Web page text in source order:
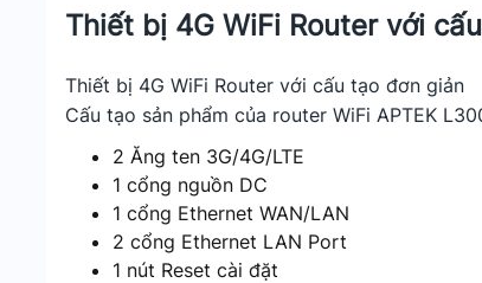
Thiết bị 4G WiFi Router với
Thiết bị 4G WiFi Router với cấu tạo đơn giản
Cấu tạo sản phẩm của router WiFi APTEK
2 Ăng ten 3G/4G/LTE
1 cổng nguồn DC
1 cổng Ethernet WAN/LAN
2 cổng Ethernet LAN Port
1 nút Reset cài đặt